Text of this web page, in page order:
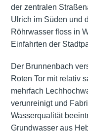
der zentralen
Ulrich im Süden und
Röhrwasser floss in
Einfahrten der
Der Brunnenbach
Roten Tor mit relativ
mehrfach
verunreinigt und
Wasserqualität
Grundwasser aus